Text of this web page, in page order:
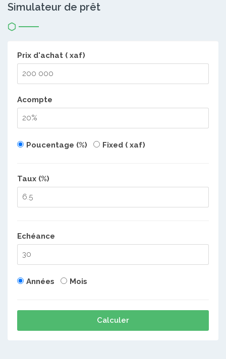
Simulateur de prêt
Prix d'achat ( xaf)
Acompte
Poucentage (%) Fixed ( xaf)
Taux (%)
Echéance
Années Mois
Calculer